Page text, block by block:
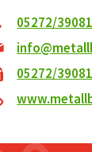
05272/
05272/